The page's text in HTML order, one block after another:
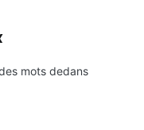
mots dedans